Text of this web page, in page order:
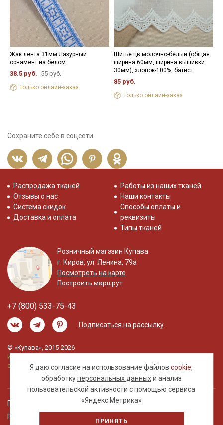
Жак.лента 31мм Лазурный
орнамент на белом
38.5 руб. 55 руб.
Только онлайн-заказ
Шитье цв.молочно-белый (общая
ширина 60мм, ширина вышивки
30мм), хлопок-100%, батист
85 руб.
Только онлайн-заказ
Сохраните себе в соцсети
Я даю согласие на использование файловcookie,
обработкуперсональных данныхи анализ
пользовательской активности с помощью сервиса
«Яндекс.Метрика»
ПРИНЯТЬ
Распродажа тканей
Отзывы о нас
Система скидок
Доставка и оплата
Работы из наших тканей
Наши контакты
Способы оплаты и
реквизиты
Типы тканей
Розничный магазин Купава
г. Киров, ул. Ленина, 79а
Посмотреть на карте
Построить маршрут
+7 (800) 533-75-43
Подписаться на рассылку
© «Купава», 2015-2026
Информация на сайте не является публичной
офертой.
Правовая информация
Политика обработки персональных данных